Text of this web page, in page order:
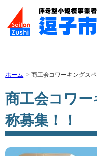
ホーム 商工会コワーキングスペ
商工会コワ
称募集！！